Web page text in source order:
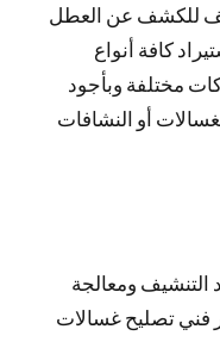
للكشف عن العطل
كافة أنواع
مختلفة وبأجود
أو النشافات
التنشيف ومعالجة
فني تصليح غسالات